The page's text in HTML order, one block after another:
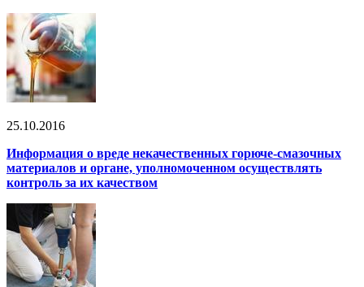
25.10.2016
Информация о вреде некачественных горюче-смазочных
материалов и органе, уполномоченном осуществлять
контроль за их качеством